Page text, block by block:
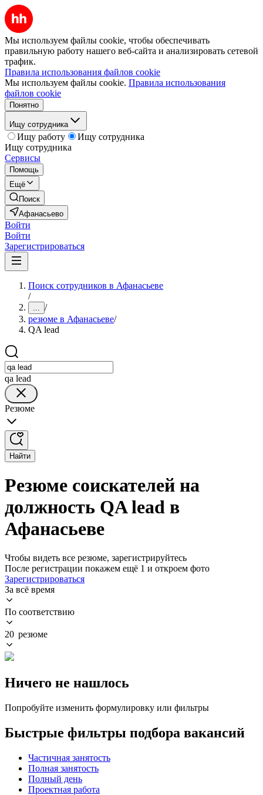
Мы используем файлы cookie, чтобы обеспечивать
правильную работу нашего веб-сайта и анализировать сетевой
трафик.
Правила использования файлов cookie
Мы используем файлы cookie. Правила использования
файлов cookie
Понятно
Ищу сотрудника
Ищу работу
Ищу сотрудника
Ищу сотрудника
Сервисы
Помощь
Ещё
Поиск
Афанасьево
Войти
Войти
Зарегистрироваться
Поиск сотрудников в Афанасьеве
/
... /
резюме в Афанасьеве/
QA lead
qa lead
Резюме
Найти
Резюме соискателей на
должность QA lead в
Афанасьеве
Чтобы видеть все резюме, зарегистрируйтесь
После регистрации покажем ещё 1 и откроем фото
Зарегистрироваться
За всё время
По соответствию
20 резюме
Ничего не нашлось
Попробуйте изменить формулировку или фильтры
Быстрые фильтры подбора вакансий
Частичная занятость
Полная занятость
Полный день
Проектная работа